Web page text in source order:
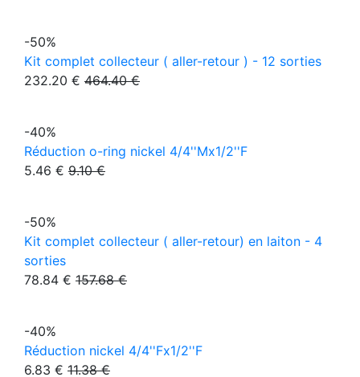
-50%
Kit complet collecteur ( aller-retour ) - 12 sorties
232.20 € 464.40 €
-40%
Réduction o-ring nickel 4/4''Mx1/2''F
5.46 € 9.10 €
-50%
Kit complet collecteur ( aller-retour) en laiton - 4
sorties
78.84 € 157.68 €
-40%
Réduction nickel 4/4''Fx1/2''F
6.83 € 11.38 €